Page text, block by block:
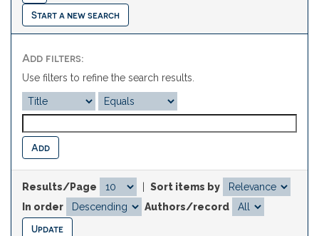
Start a new search
Add filters:
Use filters to refine the search results.
Results/Page
Sort items by
In order
Authors/record